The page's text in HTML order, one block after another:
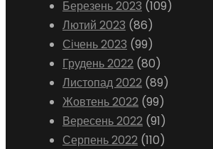
Березень 2023 (109)
Лютий 2023 (86)
Січень 2023 (99)
Грудень 2022 (80)
Листопад 2022 (89)
Жовтень 2022 (99)
Вересень 2022 (91)
Серпень 2022 (110)